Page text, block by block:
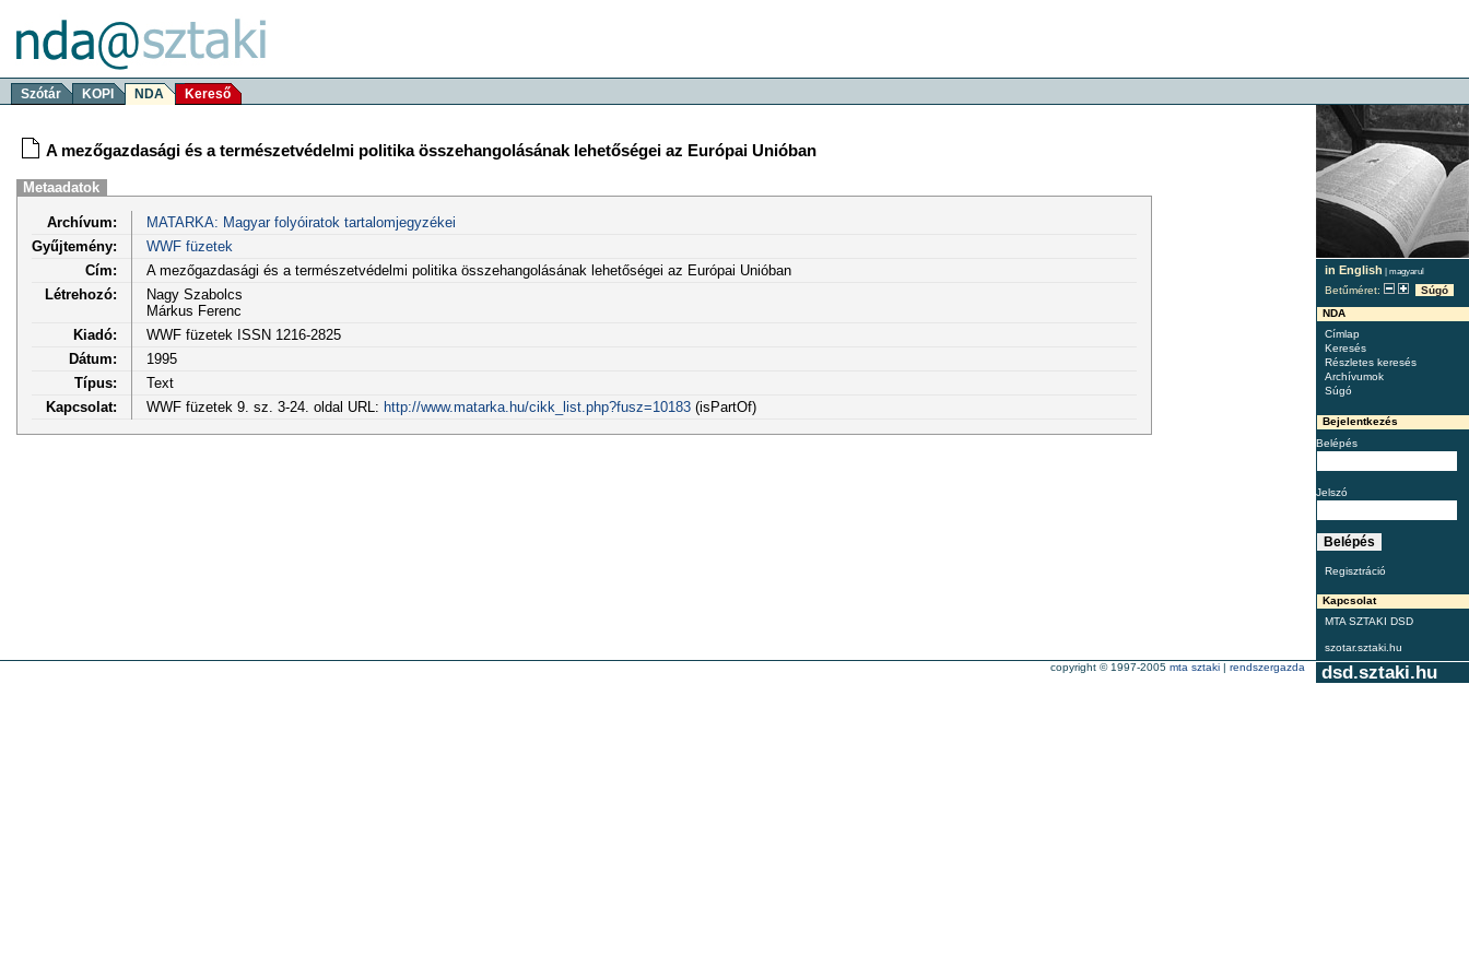
Szótár KOPI NDA Kereső
in English | magyarul
Betűméret:
Súgó
NDA
Címlap
Keresés
Részletes keresés
Archívumok
Súgó
Bejelentkezés
Belépés
Jelszó
Regisztráció
Kapcsolat
MTA SZTAKI DSD
szotar.sztaki.hu
A mezőgazdasági és a természetvédelmi politika összehangolásának lehetőségei az Európai Unióban
Metaadatok
Archívum:
MATARKA: Magyar folyóiratok tartalomjegyzékei
Gyűjtemény:
WWF füzetek
Cím:
A mezőgazdasági és a természetvédelmi politika összehangolásának lehetőségei az Európai Unióban
Létrehozó:
Nagy Szabolcs
Márkus Ferenc
Kiadó:
WWF füzetek ISSN 1216-2825
Dátum:
1995
Típus:
Text
Kapcsolat:
WWF füzetek 9. sz. 3-24. oldal URL: http://www.matarka.hu/cikk_list.php?fusz=10183(isPartOf)
dsd.sztaki.hu
copyright © 1997-2005 mta sztaki | rendszergazda